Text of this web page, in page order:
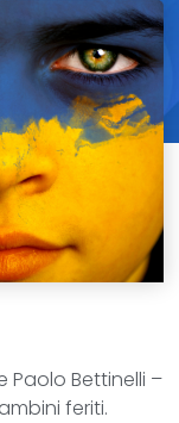
Paolo Bettinelli –
feriti.